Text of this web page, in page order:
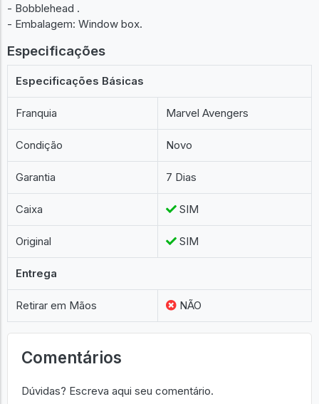
- Bobblehead .
- Embalagem: Window box.
Especificações
Especificações Básicas
Franquia Marvel Avengers
Condição Novo
Garantia 7 Dias
Caixa SIM
Original SIM
Entrega
Retirar em Mãos NÃO
Comentários
Dúvidas? Escreva aqui seu comentário.